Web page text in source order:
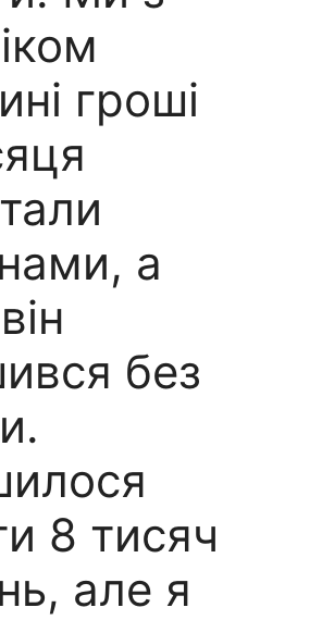
гроші
а
без
8 тисяч
але я